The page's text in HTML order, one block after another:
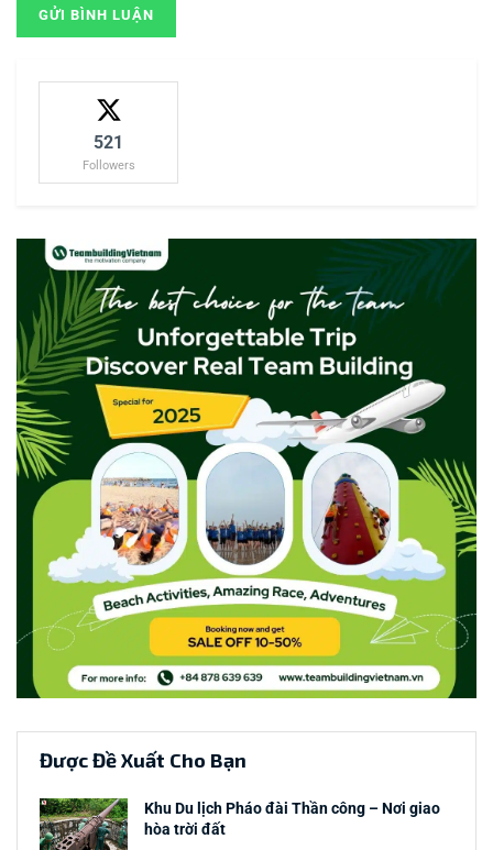
521
Followers
Được Đề Xuất Cho Bạn
Khu Du lịch Pháo đài Thần công – Nơi giao
hòa trời đất